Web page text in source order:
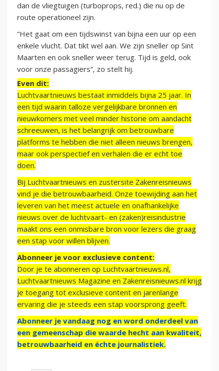
dan de vliegtuigen (turboprops, red.) die nu op de
route operationeel zijn.
“Het gaat om een tijdswinst van bijna een uur op een
enkele vlucht. Dat tikt wel aan. We zijn sneller op Sint
Maarten en ook sneller weer terug. Tijd is geld, ook
voor onze passagiers”, zo stelt hij.
Even dit:
Luchtvaartnieuws bestaat inmiddels bijna 25 jaar. In
een tijd waarin talloze vergelijkbare bronnen en
nieuwkomers met veel minder historie om aandacht
schreeuwen, is het belangrijk om betrouwbare
platforms te hebben die niet alleen nieuws brengen,
maar ook perspectief en verhalen die er echt toe
doen.
Bij Luchtvaartnieuws en zustersite Zakenreisnieuws
vind je die betrouwbaarheid. Onze toewijding aan het
leveren van het meest actuele en onafhankelijke
nieuws over de luchtvaart- en (zaken)reisindustrie
maakt ons een onmisbare bron voor lezers die graag
een stap voor willen blijven.
Abonneer je voor exclusieve content:
Door je te abonneren op Luchtvaartnieuws.nl,
Luchtvaartnieuws Magazine en Zakenreisnieuws.nl krijg
je toegang tot exclusieve content en jarenlange
ervaring die je steeds een stap voorsprong geeft.
Abonneer je vandaag nog en word onderdeel van
een gemeenschap die waarde hecht aan kwaliteit,
betrouwbaarheid en échte journalistiek.